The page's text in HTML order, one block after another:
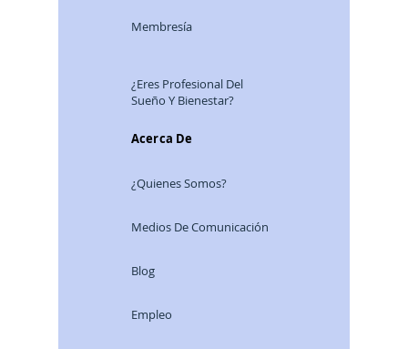
Membresía
¿Eres Profesional Del
Sueño Y Bienestar?
Acerca De
¿Quienes Somos?
Medios De Comunicación
Blog
Empleo